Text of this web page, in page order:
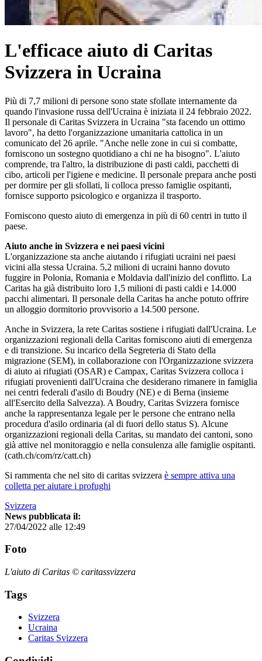
L'efficace aiuto di Caritas
Svizzera in Ucraina
Più di 7,7 milioni di persone sono state sfollate internamente da
quando l'invasione russa dell'Ucraina è iniziata il 24 febbraio 2022.
Il personale di Caritas Svizzera in Ucraina "sta facendo un ottimo
lavoro", ha detto l'organizzazione umanitaria cattolica in un
comunicato del 26 aprile. "Anche nelle zone in cui si combatte,
forniscono un sostegno quotidiano a chi ne ha bisogno". L'aiuto
comprende, tra l'altro, la distribuzione di pasti caldi, pacchetti di
cibo, articoli per l'igiene e medicine. Il personale prepara anche posti
per dormire per gli sfollati, li colloca presso famiglie ospitanti,
fornisce supporto psicologico e organizza il trasporto.
Forniscono questo aiuto di emergenza in più di 60 centri in tutto il
paese.
Aiuto anche in Svizzera e nei paesi vicini
L'organizzazione sta anche aiutando i rifugiati ucraini nei paesi
vicini alla stessa Ucraina. 5,2 milioni di ucraini hanno dovuto
fuggire in Polonia, Romania e Moldavia dall'inizio del conflitto. La
Caritas ha già distribuito loro 1,5 milioni di pasti caldi e 14.000
pacchi alimentari. Il personale della Caritas ha anche potuto offrire
un alloggio dormitorio provvisorio a 14.500 persone.
Anche in Svizzera, la rete Caritas sostiene i rifugiati dall'Ucraina. Le
organizzazioni regionali della Caritas forniscono aiuti di emergenza
e di transizione. Su incarico della Segreteria di Stato della
migrazione (SEM), in collaborazione con l'Organizzazione svizzera
di aiuto ai rifugiati (OSAR) e Campax, Caritas Svizzera colloca i
rifugiati provenienti dall'Ucraina che desiderano rimanere in famiglia
nei centri federali d'asilo di Boudry (NE) e di Berna (insieme
all'Esercito della Salvezza). A Boudry, Caritas Svizzera fornisce
anche la rappresentanza legale per le persone che entrano nella
procedura d'asilo ordinaria (al di fuori dello status S). Alcune
organizzazioni regionali della Caritas, su mandato dei cantoni, sono
già attive nel monitoraggio e nella consulenza alle famiglie ospitanti.
(cath.ch/com/rz/catt.ch)
Si rammenta che nel sito di caritas svizzera è sempre attiva una
colletta per aiutare i profughi
Svizzera
News pubblicata il:
27/04/2022 alle 12:49
Foto
L'aiuto di Caritas © caritassvizzera
Tags
Svizzera
Ucraina
Caritas Svizzera